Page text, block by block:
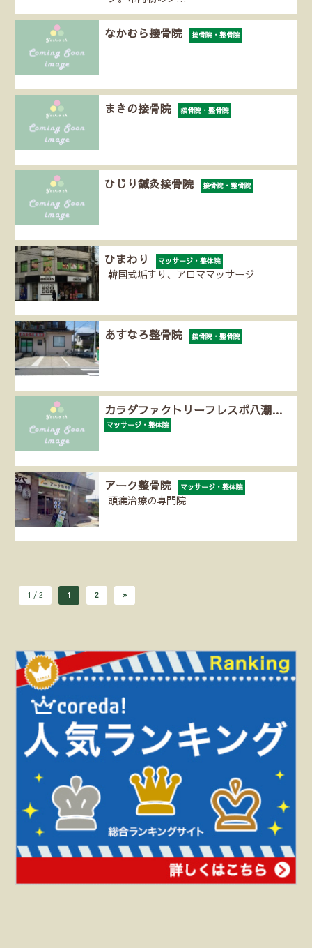
なかむら接骨院 接骨院・整骨院
まきの接骨院 接骨院・整骨院
ひじり鍼灸接骨院 接骨院・整骨院
ひまわり マッサージ・整体院
韓国式垢すり、アロママッサージ
あすなろ整骨院 接骨院・整骨院
カラダファクトリーフレスポ八潮…
マッサージ・整体院
アーク整骨院 マッサージ・整体院
頭痛治療の専門院
1 / 2 1 2 »